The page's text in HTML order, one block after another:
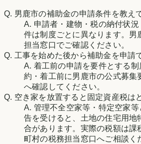
Q. 男鹿市の補助金の申請条件を教え
A. 申請者・建物・税の納付状
件は制度ごとに異なります。男
担当窓口でご確認ください。
Q. 工事を始めた後から補助金を申請
A. 着工前の申請を要件とする
約・着工前に男鹿市の公式募集
へ確認してください。
Q. 空き家を放置すると固定資産税は
A. 管理不全空家等・特定空家
告を受けると、土地の住宅用地
合があります。実際の税額は課
町村の税務担当窓口へご相談く